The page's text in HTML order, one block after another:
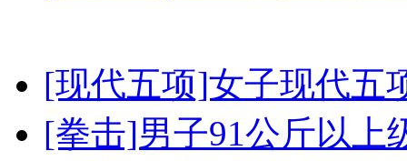
[现代五项]女子现代五
[拳击]男子91公斤以上